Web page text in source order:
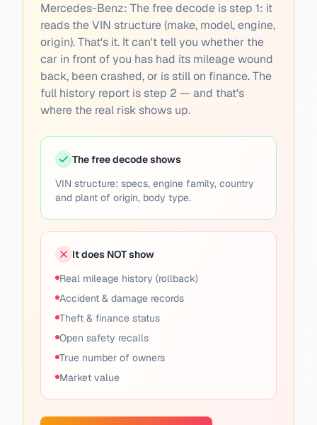
Mercedes-Benz: The free decode is step 1: it
reads the VIN structure (make, model, engine,
origin). That's it. It can't tell you whether the
car in front of you has had its mileage wound
back, been crashed, or is still on finance. The
full history report is step 2 — and that's
where the real risk shows up.
The free decode shows
VIN structure: specs, engine family, country
and plant of origin, body type.
It does NOT show
Real mileage history (rollback)
Accident & damage records
Theft & finance status
Open safety recalls
True number of owners
Market value